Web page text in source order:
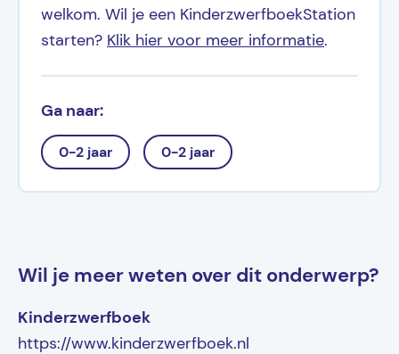
welkom. Wil je een KinderzwerfboekStation
starten? Klik hier voor meer informatie.
Ga naar:
0-2 jaar 0-2 jaar
Wil je meer weten over dit onderwerp?
Kinderzwerfboek
https://www.kinderzwerfboek.nl